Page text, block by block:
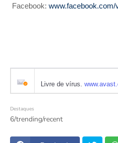
Facebook: www.facebook.com/
Livre de vírus.
Destaques
6/trending/recent